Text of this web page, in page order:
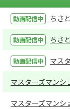
ちさ
ちさ
マス
マスターズマンシ
マスターズマンシ